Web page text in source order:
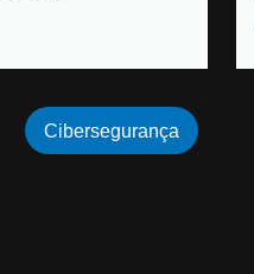
Cibersegurança